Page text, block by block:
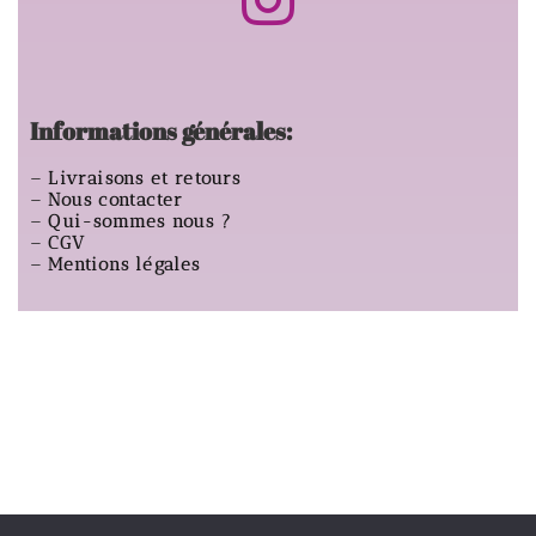
Informations générales:
–Livraisons et retours
–Nous contacter
–Qui-sommes nous ?
–CGV
–Mentions légales